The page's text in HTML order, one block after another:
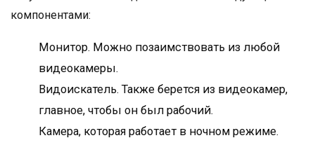
компонентами:
Монитор. Можно позаимствовать из любой
видеокамеры.
Видоискатель. Также берется из видеокамер,
главное, чтобы он был рабочий.
Камера, которая работает в ночном режиме.